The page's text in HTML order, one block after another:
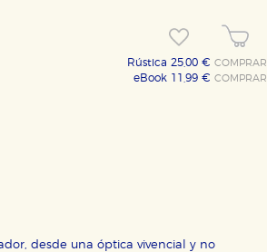
Rústica 25,00 € COMPRAR
eBook 11,99 € COMPRAR
desde una óptica vivencial y no